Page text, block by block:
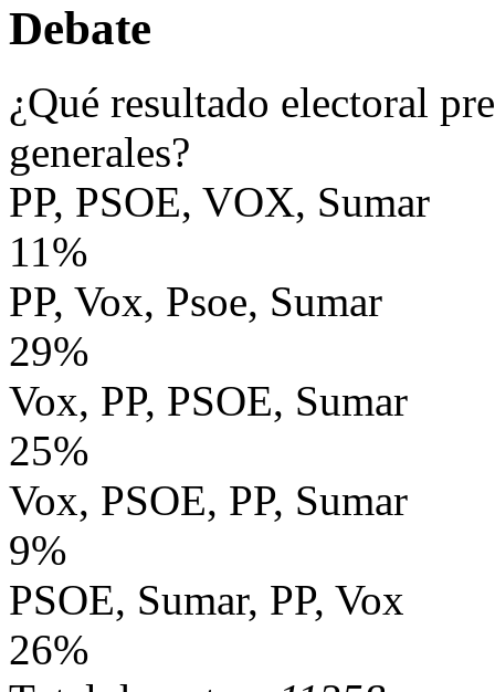
Debate
¿Qué resultado electoral
generales?
PP, PSOE, VOX, Sumar
11%
PP, Vox, Psoe, Sumar
29%
Vox, PP, PSOE, Sumar
25%
Vox, PSOE, PP, Sumar
9%
PSOE, Sumar, PP, Vox
26%